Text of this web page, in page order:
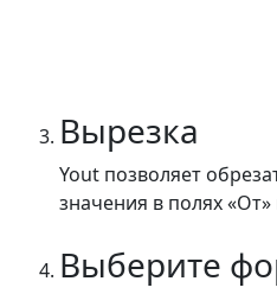
Вырезка
Yout позволяет
значения в полях «От»
Выберите